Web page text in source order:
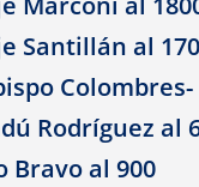
Santillán al
Colombres-
Rodríguez al
Bravo al 900